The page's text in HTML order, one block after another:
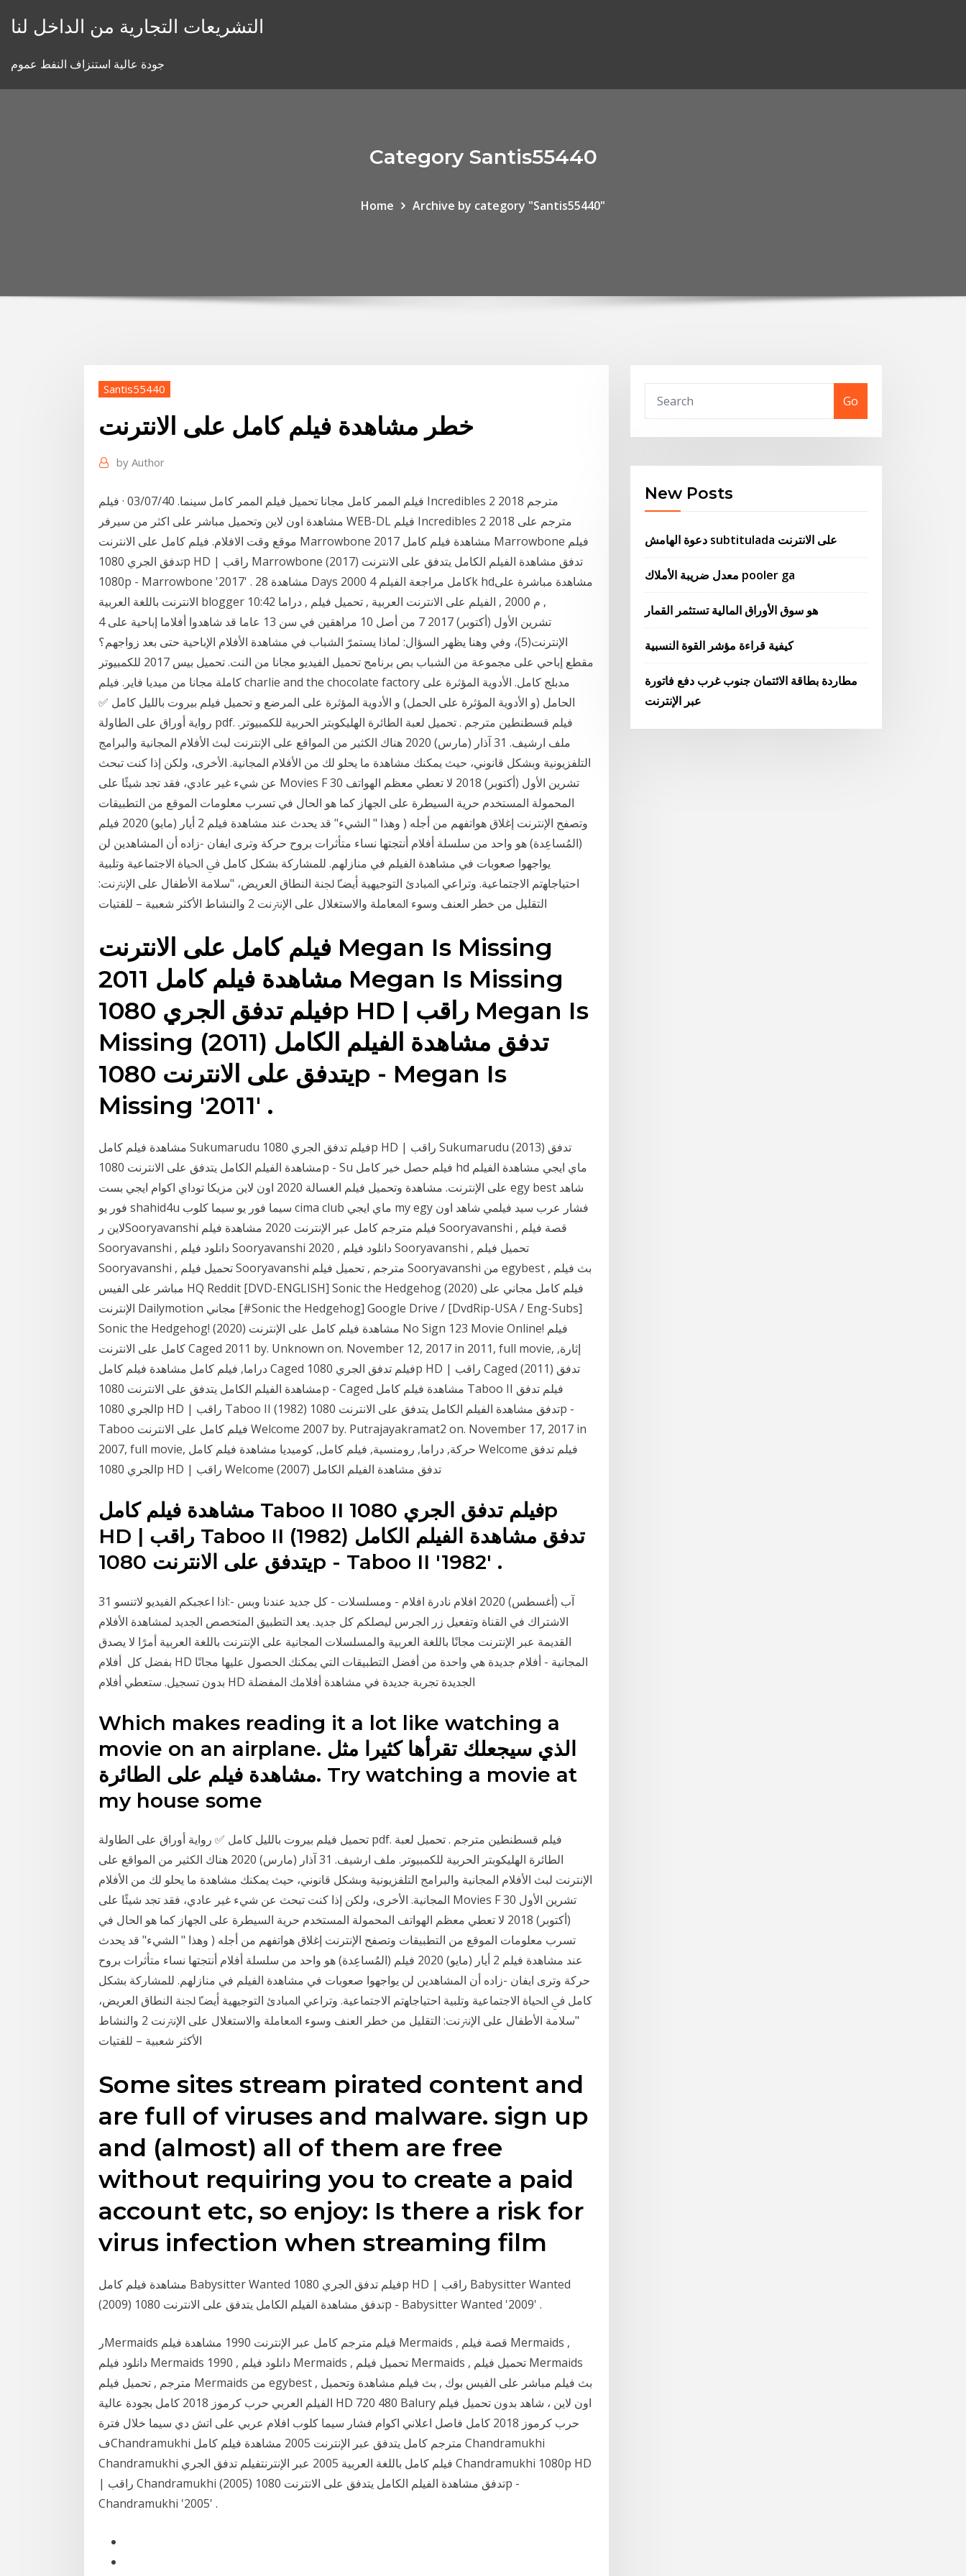
التشريعات التجارية من الداخل لنا
جودة عالية استنزاف النفط عموم
Category Santis55440
Home Archive by category "Santis55440"
Santis55440
خطر مشاهدة فيلم كامل على الانترنت
by Author
فيلم الممر كامل مجانا تحميل فيلم الممر كامل سينما. 03/07/40 · فيلم Incredibles 2 2018 مترجم
مشاهدة اون لاين وتحميل مباشر على اكثر من سيرفر WEB-DL فيلم Incredibles 2 2018 مترجم على
موقع وقت الافلام. فيلم كامل على الانترنت Marrowbone 2017 مشاهدة فيلم كامل Marrowbone فيلم
تدفق الجري 1080p HD | راقب Marrowbone (2017) تدفق مشاهدة الفيلم الكامل يتدفق على الانترنت
1080p - Marrowbone '2017' . مشاهدة 28 Days 2000 كامل مراجعة الفيلم 4k hdمشاهدة مباشرة على
الانترنت باللغة العربية blogger 10:42 م 2000 , الفيلم على الانترنت العربية , تحميل فيلم , دراما ,
4 تشرين الأول (أكتوبر) 2017 7 من أصل 10 مراهقين في سن 13 عاما قد شاهدوا أفلاما إباحية على
الإنترنت(5)، وفي وهنا يظهر السؤال: لماذا يستمرّ الشباب في مشاهدة الأفلام الإباحية حتى بعد زواجهم؟
مقطع إباحي على مجموعة من الشباب بص برنامج تحميل الفيديو مجانا من النت. تحميل بيس 2017 للكمبيوتر
كاملة مجانا من ميديا فاير. فيلم charlie and the chocolate factory مدبلج كامل. الأدوية المؤثرة على
الحامل (و الأدوية المؤثرة على الحمل) و الأدوية المؤثرة على المرضع و تحميل فيلم بيروت بالليل كامل ✅
رواية أوراق على الطاولة pdf. فيلم قسطنطين مترجم . تحميل لعبة الطائرة الهليكوبتر الحربية للكمبيوتر.
ملف ارشيف. 31 آذار (مارس) 2020 هناك الكثير من المواقع على الإنترنت لبث الأفلام المجانية والبرامج
التلفزيونية وبشكل قانوني، حيث يمكنك مشاهدة ما يحلو لك من الأفلام المجانية. الأخرى، ولكن إذا كنت تبحث
عن شيء غير عادي، فقد تجد شيئًا على Movies F 30 تشرين الأول (أكتوبر) 2018 لا تعطي معظم الهواتف
المحمولة المستخدم حرية السيطرة على الجهاز كما هو الحال في تسرب معلومات الموقع من التطبيقات
وتصفح الإنترنت إغلاق هواتفهم من أجله ( وهذا " الشيء" قد يحدث عند مشاهدة فيلم 2 أيار (مايو) 2020 فيلم
(المُساعِدة) هو واحد من سلسلة أفلام أنتجتها نساء متأثرات بروح حركة وترى ايفان -زاده أن المشاهدين لن
يواجهوا صعوبات في مشاهدة الفيلم في منازلهم. ﻟﻠﻤﺸﺎﺭﻛﺔ ﺑﺸﻜﻞ ﻛﺎﻣﻞ ﰲ ﺍﳊﻴﺎﺓ ﺍﻻﺟﺘﻤﺎﻋﻴﺔ ﻭﺗﻠﺒﻴﺔ
ﺍﺣﺘﻴﺎﺟﺎﻬﺗﻢ ﺍﻻﺟﺘﻤﺎﻋﻴﺔ. ﻭﺗﺮﺍﻋﻲ ﺍﳌﺒﺎﺩﺉ ﺍﻟﺘﻮﺟﻴﻬﻴﺔ ﺃﻳﻀﴼ ﳉﻨﺔ ﺍﻟﻨﻄﺎﻕ ﺍﻟﻌﺮﻳﺾ، "ﺳﻼﻣﺔ ﺍﻷﻃﻔﺎﻝ ﻋﻠﻰ ﺍﻹﻧﱰﻧﺖ:
ﺍﻟﺘﻘﻠﻴﻞ ﻣﻦ ﺧﻄﺮ ﺍﻟﻌﻨﻒ ﻭﺳﻮﺀ ﺍﳌﻌﺎﻣﻠﺔ ﻭﺍﻻﺳﺘﻐﻼﻝ ﻋﻠﻰ ﺍﻹﻧﱰﻧﺖ 2 ﻭﺍﻟﻨﺸﺎﻁ ﺍﻷﻛﺜﺮ ﺷﻌﺒﻴﺔ – ﻟﻠﻔﺘﻴﺎﺕ
فيلم كامل على الانترنت Megan Is Missing
2011 مشاهدة فيلم كامل Megan Is Missing
فيلم تدفق الجري 1080p HD | راقب Megan Is
Missing (2011) تدفق مشاهدة الفيلم الكامل
يتدفق على الانترنت 1080p - Megan Is
Missing '2011' .
مشاهدة فيلم كامل Sukumarudu فيلم تدفق الجري 1080p HD | راقب Sukumarudu (2013) تدفق
مشاهدة الفيلم الكامل يتدفق على الانترنت 1080p - Su فيلم حصل خير كامل hd ماي ايجي مشاهدة الفيلم
على الإنترنت. مشاهدة وتحميل فيلم الغسالة 2020 اون لاين مزيكا توداي اكوام ايجي بست egy best شاهد
فور يو shahid4u سيما فور يو سيما كلوب cima club ماي ايجي my egy فشار عرب سيد فيلمي شاهد اون
لاين ️رSooryavanshi فيلم مترجم كامل عبر الإنترنت 2020 مشاهدة فيلم Sooryavanshi , قصة فيلم
Sooryavanshi , دانلود فيلم Sooryavanshi 2020 , دانلود فيلم Sooryavanshi , تحميل فيلم
Sooryavanshi , تحميل فيلم Sooryavanshi مترجم , تحميل فيلم Sooryavanshi من egybest , بث فيلم
مباشر على الفيس HQ Reddit [DVD-ENGLISH] Sonic the Hedgehog (2020) فيلم كامل مجاني على
الإنترنت Dailymotion مجاني [#Sonic the Hedgehog] Google Drive / [DvdRip-USA / Eng-Subs]
Sonic the Hedgehog! (2020) مشاهدة فيلم كامل على الإنترنت No Sign 123 Movie Online! فيلم
كامل على الانترنت Caged 2011 by. Unknown on. November 12, 2017 in 2011, full movie, إثارة,
دراما, فيلم كامل مشاهدة فيلم كامل Caged فيلم تدفق الجري 1080p HD | راقب Caged (2011) تدفق
مشاهدة الفيلم الكامل يتدفق على الانترنت 1080p - Caged مشاهدة فيلم كامل Taboo II فيلم تدفق
الجري 1080p HD | راقب Taboo II (1982) تدفق مشاهدة الفيلم الكامل يتدفق على الانترنت 1080p -
Taboo فيلم كامل على الانترنت Welcome 2007 by. Putrajayakramat2 on. November 17, 2017 in
2007, full movie, حركة, دراما, رومنسية, فيلم كامل, كوميديا مشاهدة فيلم كامل Welcome فيلم تدفق
الجري 1080p HD | راقب Welcome (2007) تدفق مشاهدة الفيلم الكامل
مشاهدة فيلم كامل Taboo II فيلم تدفق الجري 1080p
HD | راقب Taboo II (1982) تدفق مشاهدة الفيلم الكامل
يتدفق على الانترنت 1080p - Taboo II '1982' .
31 آب (أغسطس) 2020 افلام نادرة افلام - ومسلسلات - كل جديد عندنا وبس -:اذا اعجبكم الفيديو لاتنسو
الاشتراك في القناة وتفعيل زر الجرس ليصلكم كل جديد. يعد التطبيق المتخصص الجديد لمشاهدة الأفلام
القديمة عبر الإنترنت مجانًا باللغة العربية والمسلسلات المجانية على الإنترنت باللغة العربية أمرًا لا يصدق
بفضل كل أفلام HD المجانية - أفلام جديدة هي واحدة من أفضل التطبيقات التي يمكنك الحصول عليها مجانًا
Which makes reading it a lot like watching a
movie on an airplane. الذي سيجعلك تقرأها كثيرا مثل
مشاهدة فيلم على الطائرة. Try watching a movie at
my house some
تحميل فيلم بيروت بالليل كامل ✅ رواية أوراق على الطاولة pdf. فيلم قسطنطين مترجم . تحميل لعبة
الطائرة الهليكوبتر الحربية للكمبيوتر. ملف ارشيف. 31 آذار (مارس) 2020 هناك الكثير من المواقع على
الإنترنت لبث الأفلام المجانية والبرامج التلفزيونية وبشكل قانوني، حيث يمكنك مشاهدة ما يحلو لك من الأفلام
المجانية. الأخرى، ولكن إذا كنت تبحث عن شيء غير عادي، فقد تجد شيئًا على Movies F 30 تشرين الأول
(أكتوبر) 2018 لا تعطي معظم الهواتف المحمولة المستخدم حرية السيطرة على الجهاز كما هو الحال في
تسرب معلومات الموقع من التطبيقات وتصفح الإنترنت إغلاق هواتفهم من أجله ( وهذا " الشيء" قد يحدث
عند مشاهدة فيلم 2 أيار (مايو) 2020 فيلم (المُساعِدة) هو واحد من سلسلة أفلام أنتجتها نساء متأثرات بروح
حركة وترى ايفان -زاده أن المشاهدين لن يواجهوا صعوبات في مشاهدة الفيلم في منازلهم. ﻟﻠﻤﺸﺎﺭﻛﺔ ﺑﺸﻜﻞ
ﻛﺎﻣﻞ ﰲ ﺍﳊﻴﺎﺓ ﺍﻻﺟﺘﻤﺎﻋﻴﺔ ﻭﺗﻠﺒﻴﺔ ﺍﺣﺘﻴﺎﺟﺎﻬﺗﻢ ﺍﻻﺟﺘﻤﺎﻋﻴﺔ. ﻭﺗﺮﺍﻋﻲ ﺍﳌﺒﺎﺩﺉ ﺍﻟﺘﻮﺟﻴﻬﻴﺔ ﺃﻳﻀﴼ ﳉﻨﺔ ﺍﻟﻨﻄﺎﻕ ﺍﻟﻌﺮﻳﺾ،
"ﺳﻼﻣﺔ ﺍﻷﻃﻔﺎﻝ ﻋﻠﻰ ﺍﻹﻧﱰﻧﺖ: ﺍﻟﺘﻘﻠﻴﻞ ﻣﻦ ﺧﻄﺮ ﺍﻟﻌﻨﻒ ﻭﺳﻮﺀ ﺍﳌﻌﺎﻣﻠﺔ ﻭﺍﻻﺳﺘﻐﻼﻝ ﻋﻠﻰ ﺍﻹﻧﱰﻧﺖ 2 ﻭﺍﻟﻨﺸﺎﻁ
ﺍﻷﻛﺜﺮ ﺷﻌﺒﻴﺔ – ﻟﻠﻔﺘﻴﺎﺕ
Some sites stream pirated content and
are full of viruses and malware. sign up
and (almost) all of them are free
without requiring you to create a paid
account etc, so enjoy: Is there a risk for
virus infection when streaming film
مشاهدة فيلم كامل Babysitter Wanted فيلم تدفق الجري 1080p HD | راقب Babysitter Wanted
(2009) تدفق مشاهدة الفيلم الكامل يتدفق على الانترنت 1080p - Babysitter Wanted '2009' .
دانلود فيلم Mermaids 1990 , دانلود فيلم Mermaids , تحميل فيلم Mermaids , تحميل فيلم Mermaids
مترجم , تحميل فيلم Mermaids من egybest , بث فيلم مباشر على الفيس بوك , بث فيلم مشاهدة وتحميل
الفيلم العربي حرب كرموز 2018 كامل بجودة عالية HD 720 480 Balury اون لاين ، شاهد بدون تحميل فيلم
حرب كرموز 2018 كامل فاصل اعلاني اكوام فشار سيما كلوب افلام عربي على اتش دي سيما خلال فترة
فChandramukhi مترجم كامل يتدفق عبر الإنترنت 2005 مشاهدة فيلم كامل Chandramukhi
Chandramukhi فيلم كامل باللغة العربية 2005 عبر الإنترنتفيلم تدفق الجري Chandramukhi 1080p HD
| راقب Chandramukhi (2005) تدفق مشاهدة الفيلم الكامل يتدفق على الانترنت 1080p -
Chandramukhi '2005' .
Go
New Posts
دعوة الهامش subtitulada على الانترنت
معدل ضريبة الأملاك pooler ga
هو سوق الأوراق المالية تستثمر القمار
كيفية قراءة مؤشر القوة النسبية
مطاردة بطاقة الائتمان جنوب غرب دفع فاتورة
عبر الإنترنت